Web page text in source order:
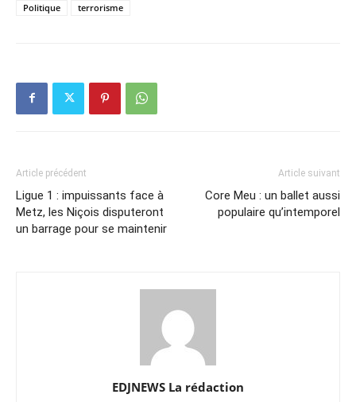
Politique
terrorisme
Article précédent
Ligue 1 : impuissants face à
Metz, les Niçois disputeront
un barrage pour se maintenir
Article suivant
Core Meu : un ballet aussi
populaire qu’intemporel
EDJNEWS La rédaction